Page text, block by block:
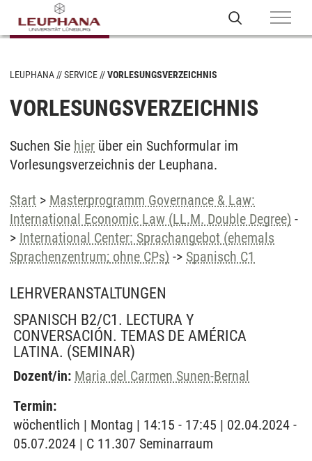
LEUPHANA SERVICE VORLESUNGSVERZEICHNIS
VORLESUNGSVERZEICHNIS
Suchen Sie hier über ein Suchformular im
Vorlesungsverzeichnis der Leuphana.
Start > Masterprogramm Governance & Law:
International Economic Law (LL.M. Double Degree) -
> International Center: Sprachangebot (ehemals
Sprachenzentrum; ohne CPs) -> Spanisch C1
LEHRVERANSTALTUNGEN
SPANISCH B2/C1. LECTURA Y
CONVERSACIÓN. TEMAS DE AMÉRICA
LATINA. (SEMINAR)
Dozent/in: Maria del Carmen Sunen-Bernal
Termin:
wöchentlich | Montag | 14:15 - 17:45 | 02.04.2024 -
05.07.2024 | C 11.307 Seminarraum